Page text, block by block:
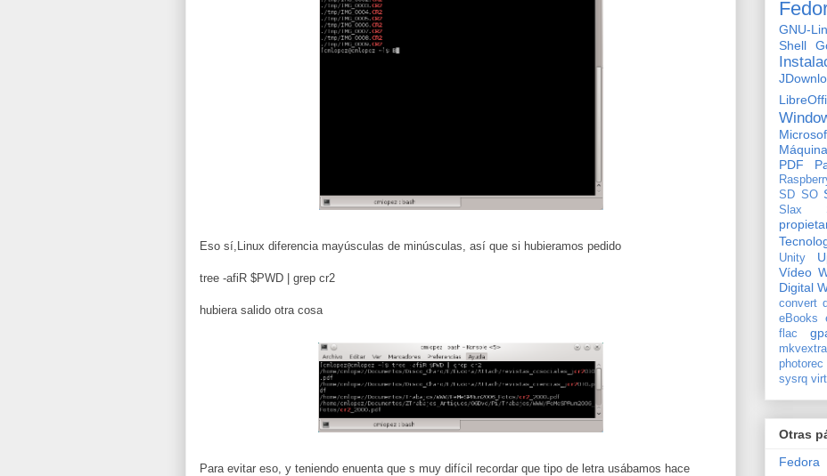
Eso sí,Linux diferencia mayúsculas de minúsculas, así que si hubieramos pedido
tree -afiR $PWD | grep cr2
hubiera salido otra cosa
Para evitar eso, y teniendo enuenta que s muy difícil recordar que tipo de letra usábamos hace
GNU-
Shell
PDF
SD SO
Slax
Unity
Vídeo
Digital
convert
eBooks
flac
photorec
sysrq
Otras
Fedora